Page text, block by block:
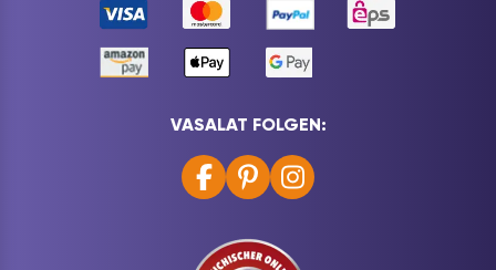
VASALAT FOLGEN: